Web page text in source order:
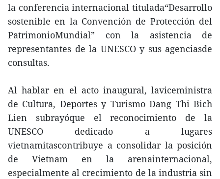
la conferencia internacional titulada“Desarrollo
sostenible en la Convención de Protección del
PatrimonioMundial” con la asistencia de
representantes de la UNESCO y sus agenciasde
consultas.
Al hablar en el acto inaugural, laviceministra
de Cultura, Deportes y Turismo Dang Thi Bich
Lien subrayóque el reconocimiento de la
UNESCO dedicado a lugares
vietnamitascontribuye a consolidar la posición
de Vietnam en la arenainternacional,
especialmente al crecimiento de la industria sin